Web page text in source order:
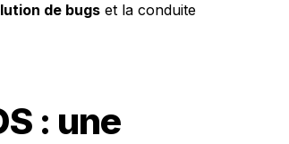
de bugs et la conduite
: une